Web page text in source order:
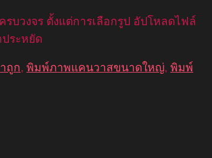
วงจร ตั้งแต่การเลือกรูป อัปโหลดไฟล์
ระหยัด
ถูก, พิมพ์ภาพแคนวาสขนาดใหญ่, พิมพ์